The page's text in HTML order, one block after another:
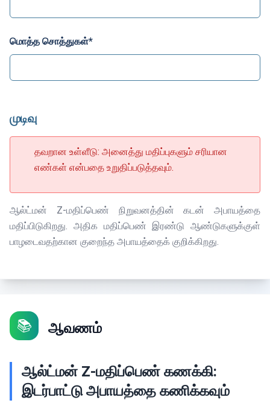
மொத்த சொத்துகள்*
முடிவு
தவறான உள்ளீடு: அனைத்து மதிப்புகளும் சரியான
எண்கள் என்பதை உறுதிப்படுத்தவும்.
ஆல்ட்மன் Z-மதிப்பெண் நிறுவனத்தின் கடன் அபாயத்தை
மதிப்பிடுகிறது. அதிக மதிப்பெண் இரண்டு ஆண்டுகளுக்குள்
பாழடைவதற்கான குறைந்த அபாயத்தைக் குறிக்கிறது.
📚 ஆவணம்
ஆல்ட்மன் Z-மதிப்பெண் கணக்கி:
இடர்பாட்டு அபாயத்தை கணிக்கவும்